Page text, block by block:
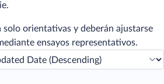
solo orientativas y deberán ajustarse
ensayos representativos.